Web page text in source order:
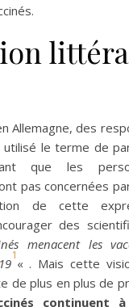
Allemagne, des
le terme de
que les
pas concernées
de cette
des
menacent les
1
« . Mais cette
de plus en plus de
continuent